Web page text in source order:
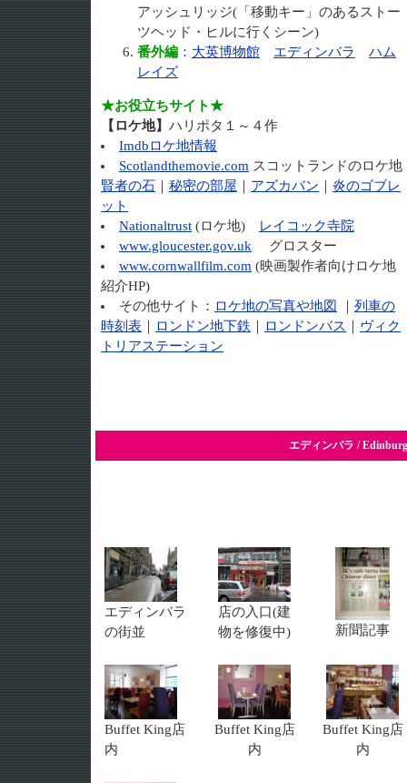
アッシュリッジ(「移動キー」のあるストー
ツヘッド・ヒルに行くシーン)
番外編 ： 大英博物館 エディンバラ
ハム
レイズ
★お役立ちサイト★
【ロケ地】 ハリポタ１～４作
Imdbロケ地情報
Scotlandthemovie.com スコットランドのロケ地
賢者の石
秘密の部屋 アズカバン
炎のゴブレ
ット
Nationaltrust (ロケ地)
レイコック寺院
www.gloucester.gov.uk グロスター
www.cornwallfilm.com (映画製作者向けロケ地
紹介HP)
その他サイト： ロケ地の写真や地図
列車の
時刻表
ロンドン地下鉄 ロンドンバス
ヴィク
トリアステーション
エディンバラ /
エディンバラ
の街並
店の入口(建
物を修復中)
新聞記事
Buffet King店
内
Buffet King店
内
Buffet King店
内